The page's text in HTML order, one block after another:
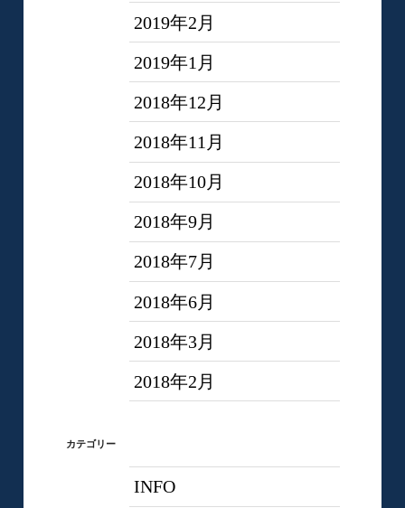
2019年2月
2019年1月
2018年12月
2018年11月
2018年10月
2018年9月
2018年7月
2018年6月
2018年3月
2018年2月
カテゴリー
INFO